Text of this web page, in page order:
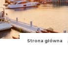
Strona główna